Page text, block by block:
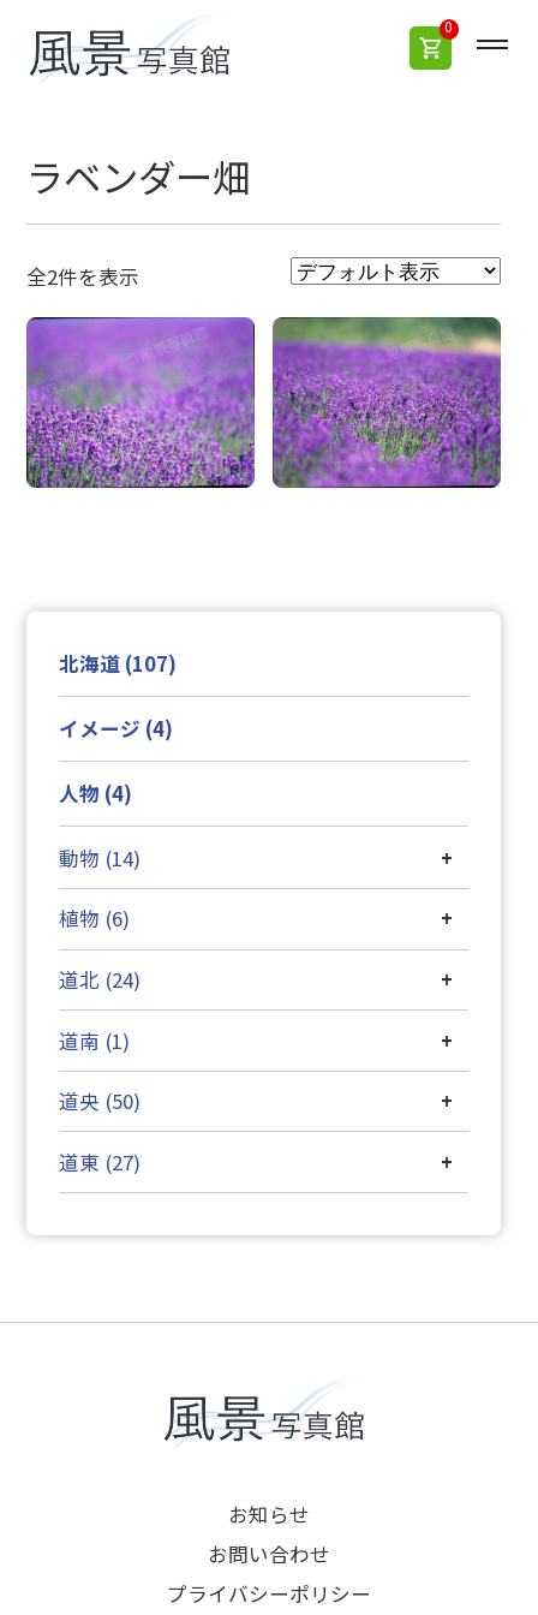
0
ラベンダー畑
全2件を表示
北海道 (107)
イメージ (4)
人物 (4)
+
動物 (14)
+
植物 (6)
+
道北 (24)
+
道南 (1)
+
道央 (50)
+
道東 (27)
お知らせ
お問い合わせ
プライバシーポリシー